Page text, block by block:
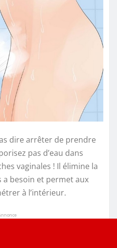
dire arrêter de prendre
pas d’eau dans
vaginales ! Il élimine la
besoin et permet aux
à l’intérieur.